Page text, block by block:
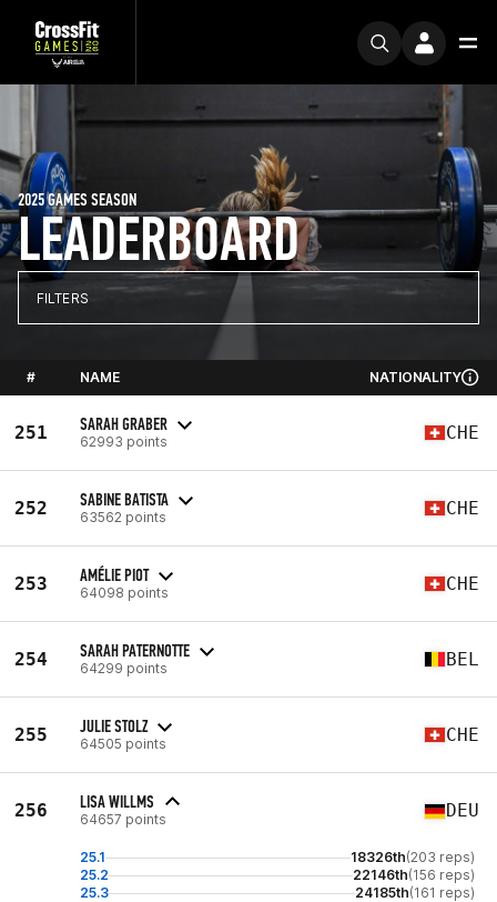
LEADERBOARD
2025 GAMES SEASON
FILTERS
# NAME NATIONALITY
251 SARAH GRABER
62993 points CHE
252 SABINE BATISTA
63562 points CHE
253 AMÉLIE PIOT
64098 points CHE
254 SARAH PATERNOTTE
64299 points BEL
255 JULIE STOLZ
64505 points CHE
256 LISA WILLMS
64657 points DEU
25.1 18326th(203 reps)
25.2
22146th(156 reps)
25.3
24185th(161 reps)